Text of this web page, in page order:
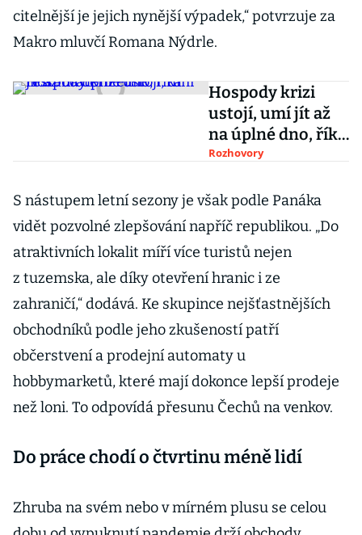
citelnější je jejich nynější výpadek,“ potvrzuje za
Makro mluvčí Romana Nýdrle.
Hospody krizi
ustojí, umí jít až
na úplné dno, říká
restauratér Petřík
Rozhovory
S nástupem letní sezony je však podle Panáka
vidět pozvolné zlepšování napříč republikou. „Do
atraktivních lokalit míří více turistů nejen
z tuzemska, ale díky otevření hranic i ze
zahraničí,“ dodává. Ke skupince nejšťastnějších
obchodníků podle jeho zkušeností patří
občerstvení a prodejní automaty u
hobbymarketů, které mají dokonce lepší prodeje
než loni. To odpovídá přesunu Čechů na venkov.
Do práce chodí o čtvrtinu méně lidí
Zhruba na svém nebo v mírném plusu se celou